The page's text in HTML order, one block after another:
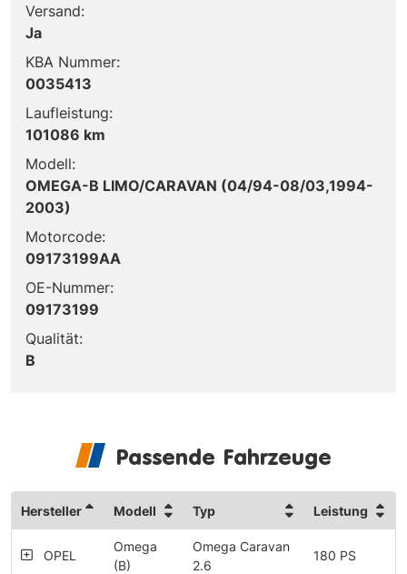
Versand:
Ja
KBA Nummer:
0035413
Laufleistung:
101086 km
Modell:
OMEGA-B LIMO/CARAVAN (04/94-08/03,1994-
2003)
Motorcode:
09173199AA
OE-Nummer:
09173199
Qualität:
B
Passende Fahrzeuge
Hersteller Modell Typ Leistung
OPEL
Omega
(B)
Omega Caravan
2.6
180 PS